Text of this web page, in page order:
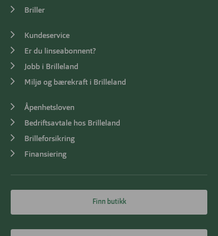
Briller
Kundeservice
Er du linseabonnent?
Jobb i Brilleland
Miljø og bærekraft i Brilleland
Åpenhetsloven
Bedriftsavtale hos Brilleland
Brilleforsikring
Finansiering
Finn butikk